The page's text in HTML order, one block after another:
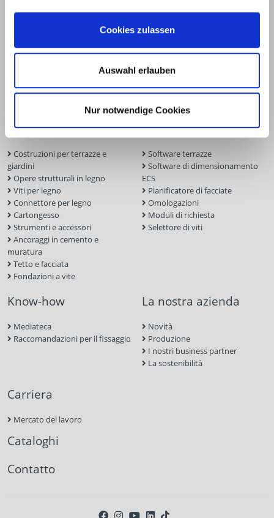
Cookies zulassen
Auswahl erlauben
Nur notwendige Cookies
58099 Hagen
+49 2331 6245-200
Prodotti
Costruzioni per terrazze e
giardini
Opere strutturali in legno
Viti per legno
Connettore per legno
Cartongesso
Strumenti e accessori
Ancoraggi in cemento e
muratura
Tetto e facciata
Fondazioni a vite
Servizio
Software terrazze
Software di dimensionamento
ECS
Pianificatore di facciate
Omologazioni
Moduli di richiesta
Selettore di viti
Know-how
Mediateca
Raccomandazioni per il fissaggio
La nostra azienda
Novità
Produzione
I nostri business partner
La sostenibilità
Carriera
Mercato del lavoro
Cataloghi
Contatto